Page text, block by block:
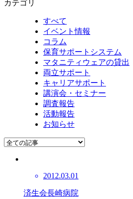
カテゴリ
すべて
イベント情報
コラム
保育サポートシステム
マタニティウェアの貸出
両立サポート
キャリアサポート
講演会・セミナー
調査報告
活動報告
お知らせ
2012.03.01
済生会長崎病院